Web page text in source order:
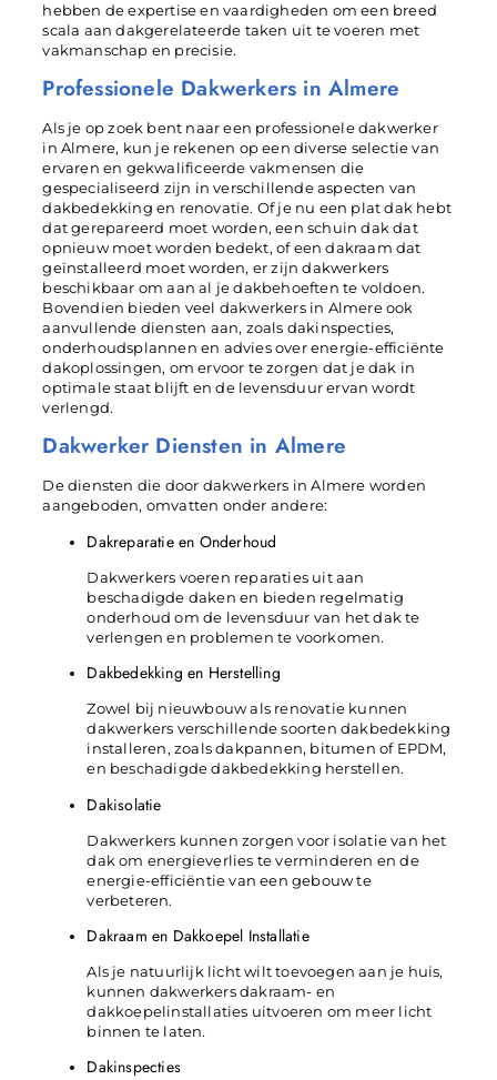
hebben de expertise en vaardigheden om een breed
scala aan dakgerelateerde taken uit te voeren met
vakmanschap en precisie.
Professionele Dakwerkers in Almere
Als je op zoek bent naar een professionele dakwerker
in Almere, kun je rekenen op een diverse selectie van
ervaren en gekwalificeerde vakmensen die
gespecialiseerd zijn in verschillende aspecten van
dakbedekking en renovatie. Of je nu een plat dak hebt
dat gerepareerd moet worden, een schuin dak dat
opnieuw moet worden bedekt, of een dakraam dat
geïnstalleerd moet worden, er zijn dakwerkers
beschikbaar om aan al je dakbehoeften te voldoen.
Bovendien bieden veel dakwerkers in Almere ook
aanvullende diensten aan, zoals dakinspecties,
onderhoudsplannen en advies over energie-efficiënte
dakoplossingen, om ervoor te zorgen dat je dak in
optimale staat blijft en de levensduur ervan wordt
verlengd.
Dakwerker Diensten in Almere
De diensten die door dakwerkers in Almere worden
aangeboden, omvatten onder andere:
Dakreparatie en Onderhoud
Dakwerkers voeren reparaties uit aan
beschadigde daken en bieden regelmatig
onderhoud om de levensduur van het dak te
verlengen en problemen te voorkomen.
Dakbedekking en Herstelling
Zowel bij nieuwbouw als renovatie kunnen
dakwerkers verschillende soorten dakbedekking
installeren, zoals dakpannen, bitumen of EPDM,
en beschadigde dakbedekking herstellen.
Dakisolatie
Dakwerkers kunnen zorgen voor isolatie van het
dak om energieverlies te verminderen en de
energie-efficiëntie van een gebouw te
verbeteren.
Dakraam en Dakkoepel Installatie
Als je natuurlijk licht wilt toevoegen aan je huis,
kunnen dakwerkers dakraam- en
dakkoepelinstallaties uitvoeren om meer licht
binnen te laten.
Dakinspecties